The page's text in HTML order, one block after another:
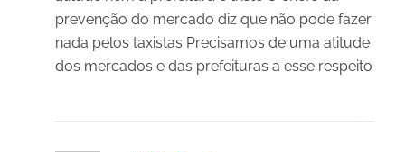
prevenção do mercado diz que não pode fazer
nada pelos taxistas Precisamos de uma atitude
dos mercados e das prefeituras a esse respeito